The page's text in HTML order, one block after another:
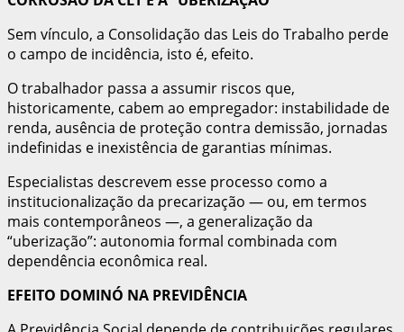
Sem vínculo, a Consolidação das Leis do Trabalho perde
o campo de incidência, isto é, efeito.
O trabalhador passa a assumir riscos que,
historicamente, cabem ao empregador: instabilidade de
renda, ausência de proteção contra demissão, jornadas
indefinidas e inexistência de garantias mínimas.
Especialistas descrevem esse processo como a
institucionalização da precarização — ou, em termos
mais contemporâneos —, a generalização da
“uberização”: autonomia formal combinada com
dependência econômica real.
EFEITO DOMINÓ NA PREVIDÊNCIA